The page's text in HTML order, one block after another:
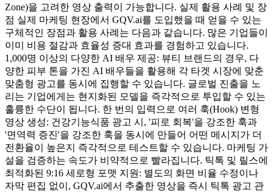
Zone)을 고려한 영상 출력이 가능합니다. 실제 활용 사례 및 장
점 실제 마케팅 현장에서 GQV.ai를 도입했을 때 얻을 수 있는
구체적인 장점과 활용 사례는 다음과 같습니다. 많은 기업들이
이미 비용 절감과 효율성 증대 효과를 경험하고 있습니다.
1,000명 이상의 다양한 AI 배우 제공: 뷰티 브랜드의 경우, 다
양한 피부 톤을 가진 AI 배우들을 활용해 각 타겟 시장에 맞춘
맞춤형 광고를 동시에 집행할 수 있습니다. 글로벌 진출을 노
리는 기업에게는 현지화된 모델을 즉각적으로 투입할 수 있는
훌륭한 수단이 됩니다. 한 번의 입력으로 여러 훅(Hook) 변형
영상 생성: 건강기능식품 광고 시, '피로 회복'을 강조한 훅과
'면역력 증진'을 강조한 훅을 동시에 만들어 어떤 메시지가 더
전환율이 높은지 즉각적으로 테스트할 수 있습니다. 마케팅 가
설을 검증하는 속도가 비약적으로 빨라집니다. 틱톡 및 릴스에
최적화된 9:16 세로형 포맷 지원: 별도의 화면 비율 수정이나
자막 편집 없이, GQV.ai에서 추출한 영상을 즉시 틱톡 광고 관